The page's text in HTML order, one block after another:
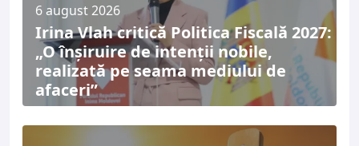
6 august 2026
Irina Vlah critică Politica Fiscală 2027:
„O înșiruire de intenții nobile,
realizată pe seama mediului de
afaceri”